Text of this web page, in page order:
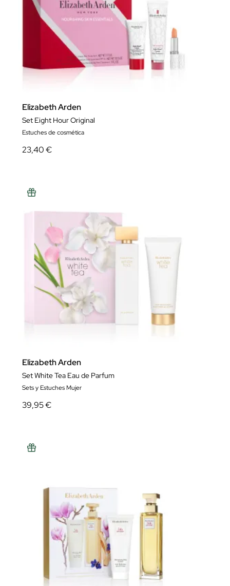
Elizabeth Arden
Set Eight Hour Original
Estuches de cosmética
23,40 €
Elizabeth Arden
Set White Tea Eau de Parfum
Sets y Estuches Mujer
39,95 €